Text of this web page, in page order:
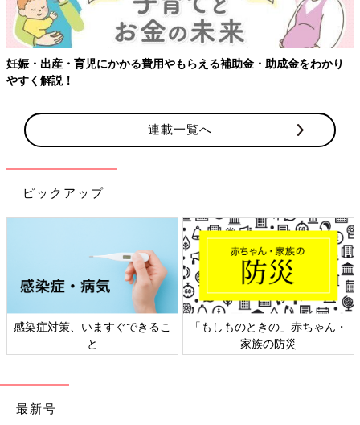
【ワクチン接種できるものも】妊婦の感染症対策、知っておいて！
連載一覧へ
ピックアップ
日本外来小児科学会リーフレッ
ト検討会
六星占術 細木かおりさんの人生
相談
最新号